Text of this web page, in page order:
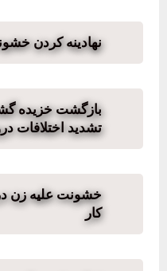
نهادینه کردن
بازگشت خزیده
تشدید اختلافات
خشونت علیه زن
کار